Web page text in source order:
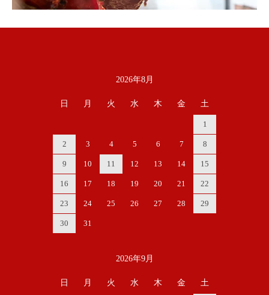
2026年8月
日 月 火 水 木 金 土
1
2 3 4 5 6 7 8
9 10 11 12 13 14 15
16 17 18 19 20 21 22
23 24 25 26 27 28 29
30 31
2026年9月
日 月 火 水 木 金 土